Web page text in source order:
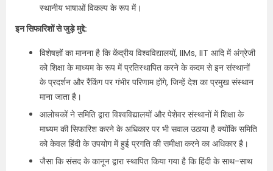
स्थानीय भाषाओं विकल्प के रूप में।
इन सिफारिशों से जुड़े मुद्दे:
विशेषज्ञों का मानना है कि केंद्रीय विश्वविद्यालयों, IIMs, IIT आदि में अंग्रेजी
को शिक्षा के माध्यम के रूप में प्रतिस्थापित करने के कदम से इन संस्थानों
के प्रदर्शन और रैंकिंग पर गंभीर परिणाम होंगे, जिन्हें देश का प्रमुख संस्थान
माना जाता है।
आलोचकों ने समिति द्वारा विश्वविद्यालयों और पेशेवर संस्थानों में शिक्षा के
माध्यम की सिफारिश करने के अधिकार पर भी सवाल उठाया है क्योंकि समिति
को केवल हिंदी के उपयोग में हुई प्रगति की समीक्षा करने का अधिकार है।
जैसा कि संसद के कानून द्वारा स्थापित किया गया है कि हिंदी के साथ-साथ